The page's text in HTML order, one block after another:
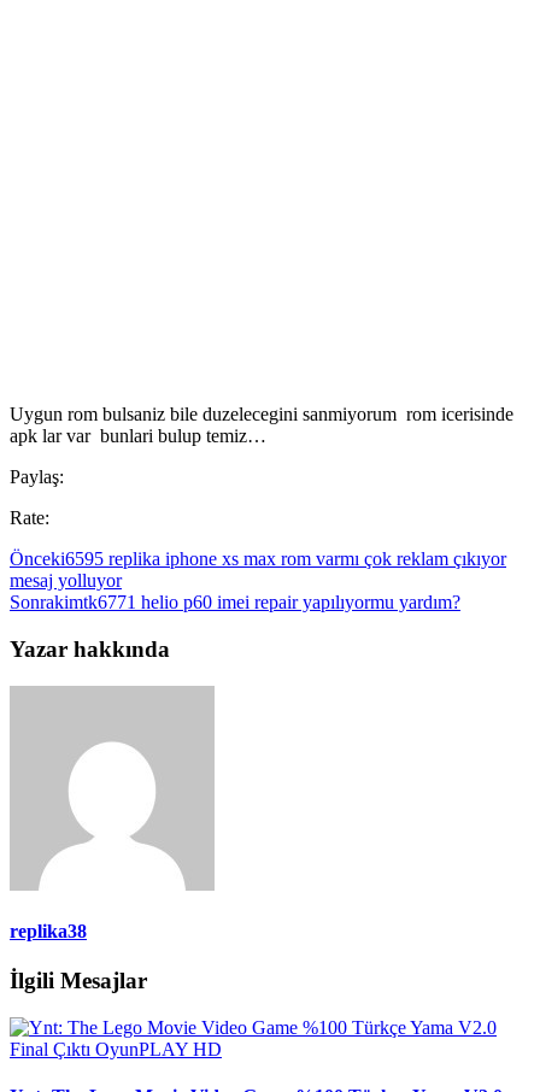
Uygun rom bulsaniz bile duzelecegini sanmiyorum rom icerisinde
apk lar var bunlari bulup temiz…
Paylaş:
Rate:
Önceki6595 replika iphone xs max rom varmı çok reklam çıkıyor
mesaj yolluyor
Sonrakimtk6771 helio p60 imei repair yapılıyormu yardım?
Yazar hakkında
replika38
İlgili Mesajlar